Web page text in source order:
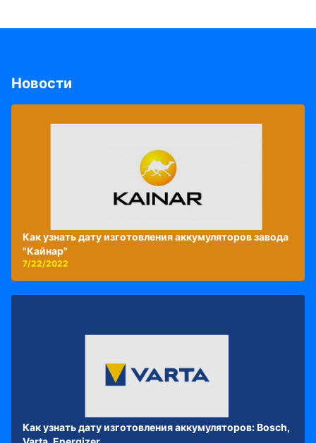
Новости
Как узнать дату изготовления аккумуляторов завода
"Кайнар"
7/22/2022
Как узнать дату изготовления аккумуляторов: Bosch,